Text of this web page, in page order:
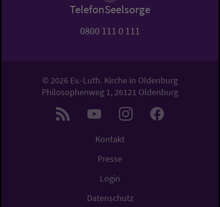
TelefonSeelsorge
0800 111 0 111
© 2026 Ev.-Luth. Kirche in Oldenburg
Philosophenweg 1, 26121 Oldenburg
Kontakt
Presse
Login
Datenschutz